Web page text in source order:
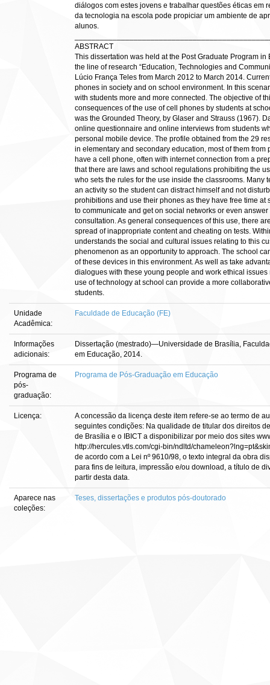
diálogos com estes jovens e trabalhar questões éticas em
da tecnologia na escola pode propiciar um ambiente de
alunos.
ABSTRACT
This dissertation was held at the Post Graduate Program
the line of research “Education, Technologies and
Lúcio França Teles from March 2012 to March 2014.
phones in society and on school environment. In this
with students more and more connected. The objective of
consequences of the use of cell phones by students at
was the Grounded Theory, by Glaser and Strauss (1967).
online questionnaire and online interviews from students
personal mobile device. The profile obtained from the 29
in elementary and secondary education, most of them
have a cell phone, often with internet connection from a
that there are laws and school regulations prohibiting the
who sets the rules for the use inside the classrooms.
an activity so the student can distract himself and not
prohibitions and use their phones as they have free time
to communicate and get on social networks or even
consultation. As general consequences of this use, there
spread of inappropriate content and cheating on tests.
understands the social and cultural issues relating to this
phenomenon as an opportunity to approach. The school
of these devices in this environment. As well as take
dialogues with these young people and work ethical
use of technology at school can provide a more
students.
Unidade
Acadêmica:
Faculdade de Educação (FE)
Informações
adicionais:
Dissertação (mestrado)—Universidade de Brasília,
em Educação, 2014.
Programa de
pós-
graduação:
Programa de Pós-Graduação em Educação
Licença:
A concessão da licença deste item refere-se ao termo de
seguintes condições: Na qualidade de titular dos direitos
de Brasília e o IBICT a disponibilizar por meio dos sites
http://hercules.vtls.com/cgi-bin/ndltd/
de acordo com a Lei nº 9610/98, o texto integral da obra
para fins de leitura, impressão e/ou download, a título de
partir desta data.
Aparece nas
coleções:
Teses, dissertações e produtos pós-doutorado